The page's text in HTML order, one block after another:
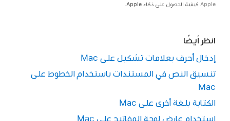
Apple كيفية الحصول على ذكاء Apple
انظر أيضًا
إدخال أحرف بعلامات تشكيل على Mac
تنسيق النص في المستندات باستخدام الخطوط على
Mac
الكتابة بلغة أخرى على Mac
استخدام عارض لوحة المفاتيح على Mac